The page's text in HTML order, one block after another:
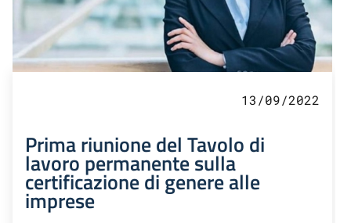
13/09/2022
Prima riunione del Tavolo di
lavoro permanente sulla
certificazione di genere alle
imprese